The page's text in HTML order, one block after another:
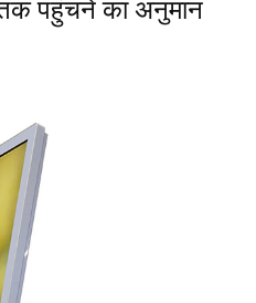
तक पहुंचने का अनुमान